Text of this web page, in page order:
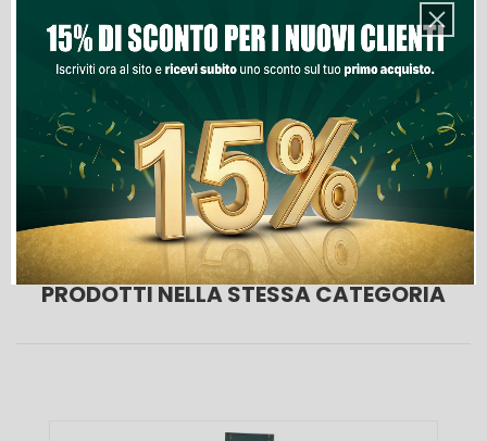
Aggiungi Al Carrello
Lista Dei Desideri
PRODOTTI NELLA STESSA CATEGORIA